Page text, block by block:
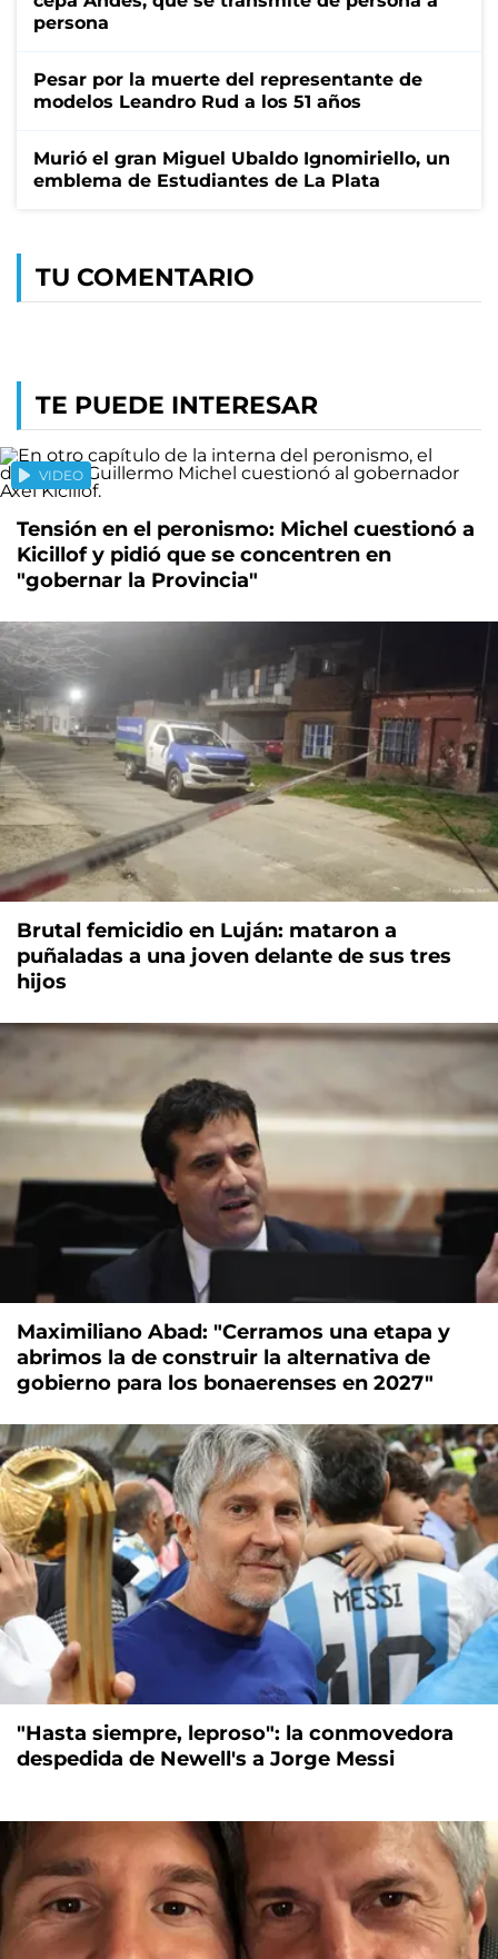
persona
Pesar por la muerte del representante de
modelos Leandro Rud a los 51 años
Murió el gran Miguel Ubaldo Ignomiriello, un
emblema de Estudiantes de La Plata
TU COMENTARIO
TE PUEDE INTERESAR
VIDEO
Tensión en el peronismo: Michel cuestionó a
Kicillof y pidió que se concentren en
"gobernar la Provincia"
Brutal femicidio en Luján: mataron a
puñaladas a una joven delante de sus tres
hijos
Maximiliano Abad: "Cerramos una etapa y
abrimos la de construir la alternativa de
gobierno para los bonaerenses en 2027"
"Hasta siempre, leproso": la conmovedora
despedida de Newell's a Jorge Messi